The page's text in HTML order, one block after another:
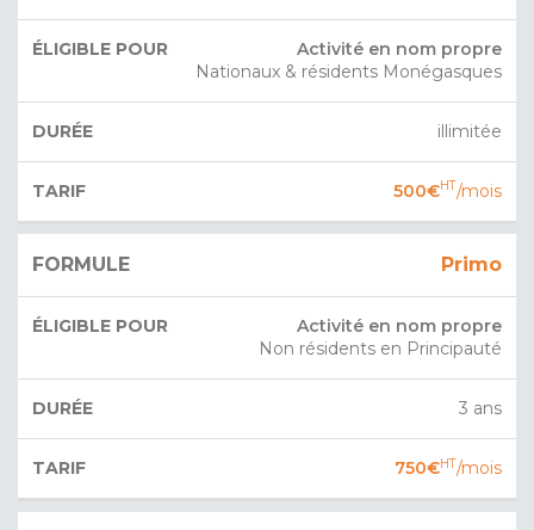
Activité en nom propre
Nationaux & résidents Monégasques
illimitée
500€HT/mois
Primo
Activité en nom propre
Non résidents en Principauté
3 ans
750€HT/mois